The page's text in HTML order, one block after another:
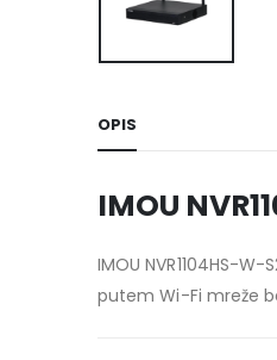
OPIS
IMOU
IMOU NVR1104HS-
putem Wi-Fi mreže